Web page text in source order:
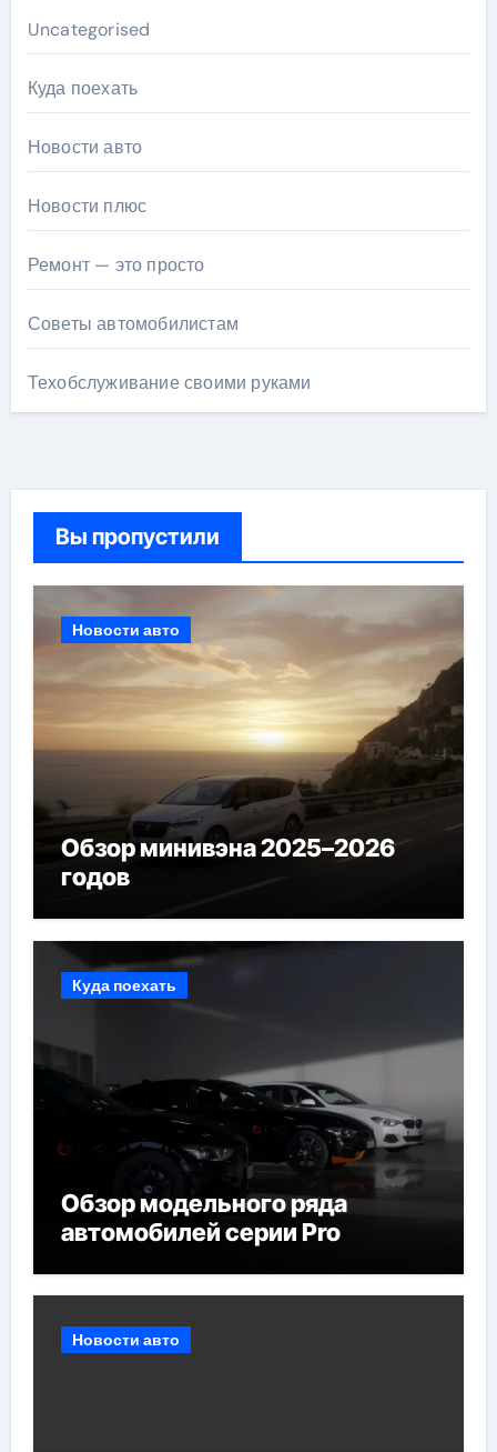
Uncategorised
Куда поехать
Новости авто
Новости плюс
Ремонт — это просто
Советы автомобилистам
Техобслуживание своими руками
Вы пропустили
Новости авто
Обзор минивэна 2025–2026
годов
Куда поехать
Обзор модельного ряда
автомобилей серии Pro
Новости авто